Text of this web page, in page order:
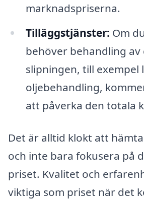
marknadspriserna.
Tilläggstjänster: Om
behöver behandling
slipningen, till exempel
oljebehandling,
att påverka den totala
Det är alltid klokt att
och inte bara fokusera på
priset. Kvalitet och
viktiga som priset när det